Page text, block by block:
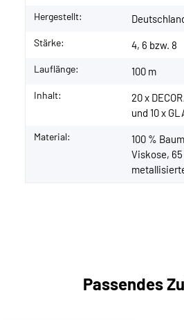
Hergestellt:
Stärke: 4, 6 bzw. 8
Lauflänge: 100 m
Inhalt:
20 x
und 10 x
Material:
100 %
Viskose,
Passendes